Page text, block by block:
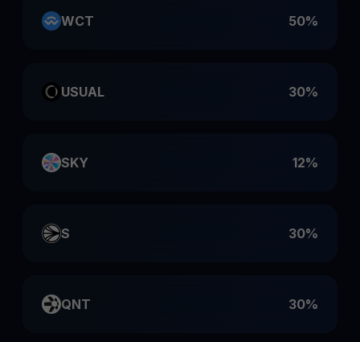
WCT 50%
USUAL 30%
SKY 12%
S 30%
QNT 30%